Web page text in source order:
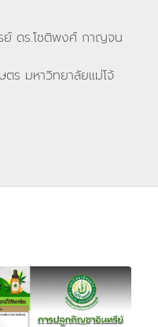
ย์ ดร.โชติพงศ์ กาญจน
ตร มหาวิทยาลัยแม่โจ้